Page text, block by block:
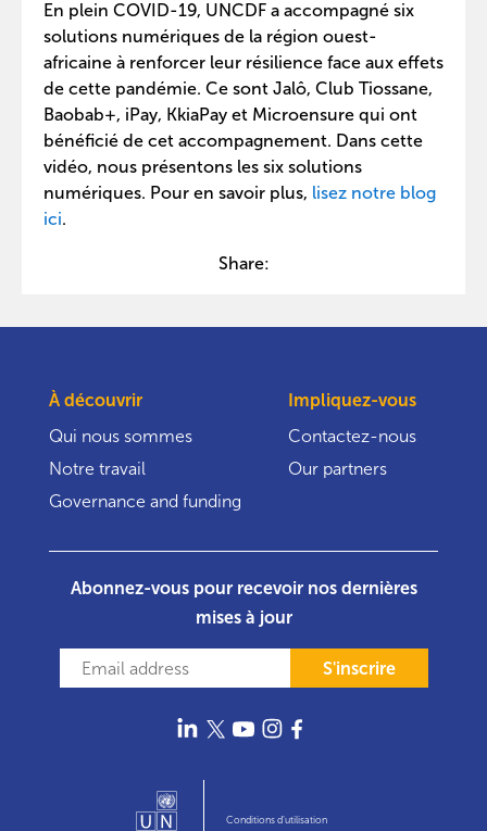
En plein COVID-19, UNCDF a accompagné six
solutions numériques de la région ouest-
africaine à renforcer leur résilience face aux effets
de cette pandémie. Ce sont Jalô, Club Tiossane,
Baobab+, iPay, KkiaPay et Microensure qui ont
bénéficié de cet accompagnement. Dans cette
vidéo, nous présentons les six solutions
numériques. Pour en savoir plus, lisez notre blog
ici.
Share:
À découvrir
Qui nous sommes
Notre travail
Governance and funding
Impliquez-vous
Contactez-nous
Our partners
Abonnez-vous pour recevoir nos dernières
mises à jour
S'inscrire
Conditions d’utilisation